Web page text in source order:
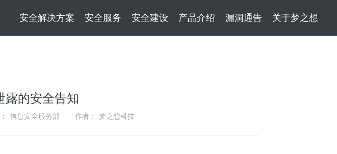
安全解决方案 安全服务 安全建设 产品介绍 漏洞通告 关于梦之想
露的安全告知
信息安全服务部 作者： 梦之想科技